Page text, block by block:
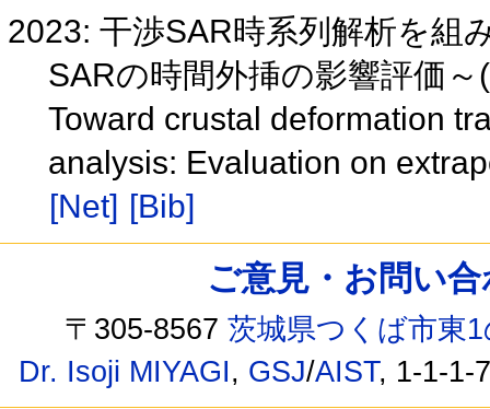
2023: 干渉SAR時系列解析を組
SARの時間外挿の影響評価
Toward crustal deformation
analysis: Evaluation on
[Net] [Bib]
ご意見・お問い
〒305-8567茨城県つくば市東
Dr. Isoji MIYAGI, GSJ/AIST, 1-1-1-